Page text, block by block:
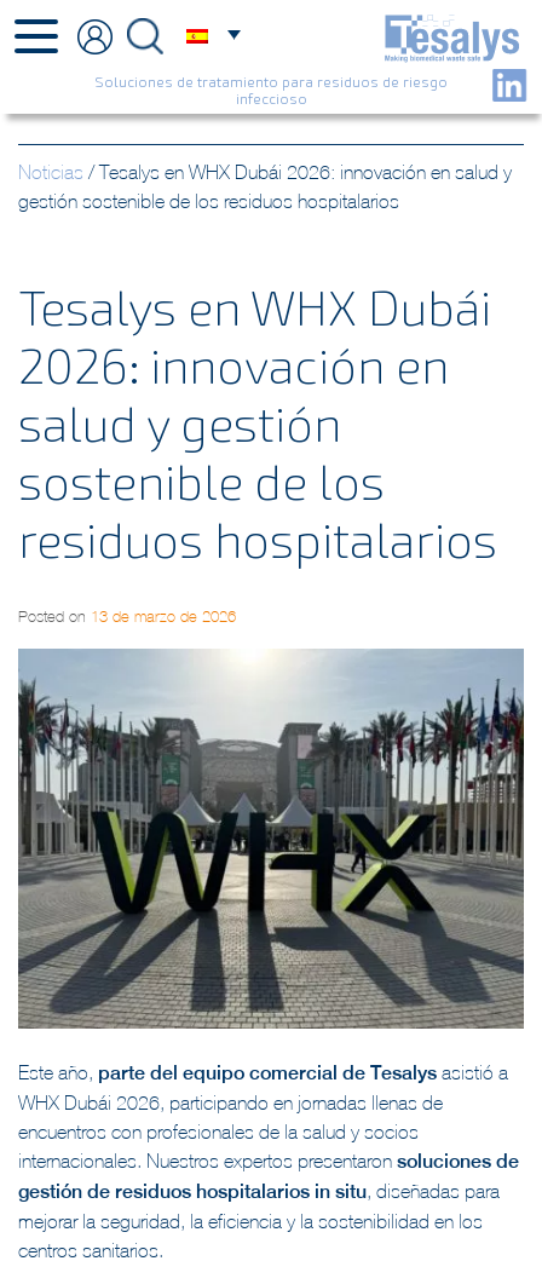
Soluciones de tratamiento para residuos de riesgo
infeccioso
Noticias /Tesalys en WHX Dubái 2026: innovación en salud y
gestión sostenible de los residuos hospitalarios
Tesalys en WHX Dubái
2026: innovación en
salud y gestión
sostenible de los
residuos hospitalarios
Posted on 13 de marzo de 2026
Este año, parte del equipo comercial de Tesalys asistió a
WHX Dubái 2026, participando en jornadas llenas de
encuentros con profesionales de la salud y socios
internacionales. Nuestros expertos presentaron soluciones de
gestión de residuos hospitalarios in situ , diseñadas para
mejorar la seguridad, la eficiencia y la sostenibilidad en los
centros sanitarios.